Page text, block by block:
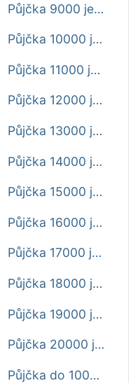
Půjčka 9000 ještě dnes
Půjčka 10000 ještě dnes
Půjčka 11000 ještě dnes
Půjčka 12000 ještě dnes
Půjčka 13000 ještě dnes
Půjčka 14000 ještě dnes
Půjčka 15000 ještě dnes
Půjčka 16000 ještě dnes
Půjčka 17000 ještě dnes
Půjčka 18000 ještě dnes
Půjčka 19000 ještě dnes
Půjčka 20000 ještě dnes
Půjčka do 1000 Kč ještě dnes